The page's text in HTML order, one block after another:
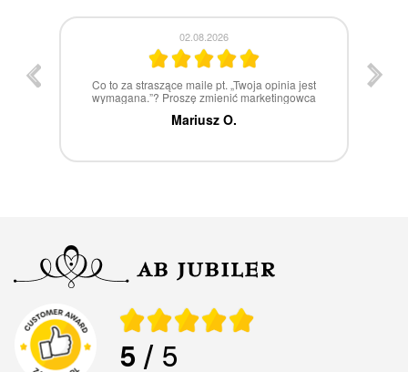
30.07.2026
W 100% polecam
Marcin Z.
5 / 5